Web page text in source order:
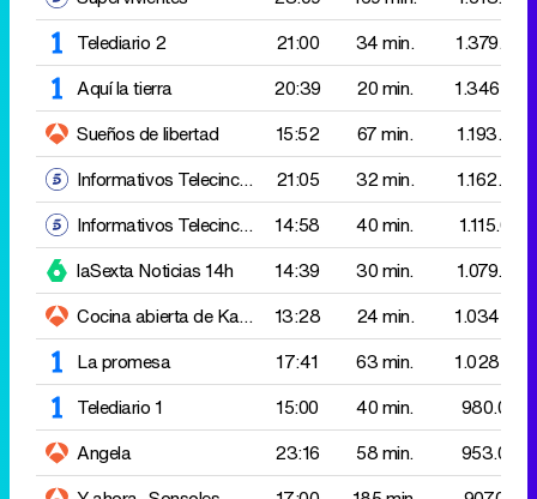
Informativos Telecinco 21:00
21:05 32 min.
1.162.000
Informativos Telecinco 15:00
14:58 40 min.
1.115.000
laSexta Noticias 14h
14:39 30 min.
1.079.000
Cocina abierta de Karlos Arguiñano
Croquetas de rabo de
13:28 24 min.
1.034.000
La promesa
17:41 63 min.
1.028.000
Telediario 1
15:00 40 min.
980.000
Angela
23:16 58 min.
953.000
Y ahora, Sonsoles
17:00 185 min.
907.000
laSexta Noticias: Jugones
15:10 20 min.
877.000
Reacción en cadena
20:02 63 min.
876.000
El intermedio
21:39 84 min. 852.000